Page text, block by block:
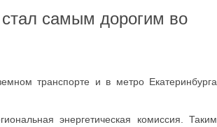
стал самым дорогим во
транспорте и в метро Екатеринбурга
энергетическая комиссия. Таким